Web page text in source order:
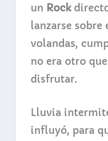
un Rock
lanzarse
volandas,
no era otro
disfrutar.
Lluvia
influyó, para